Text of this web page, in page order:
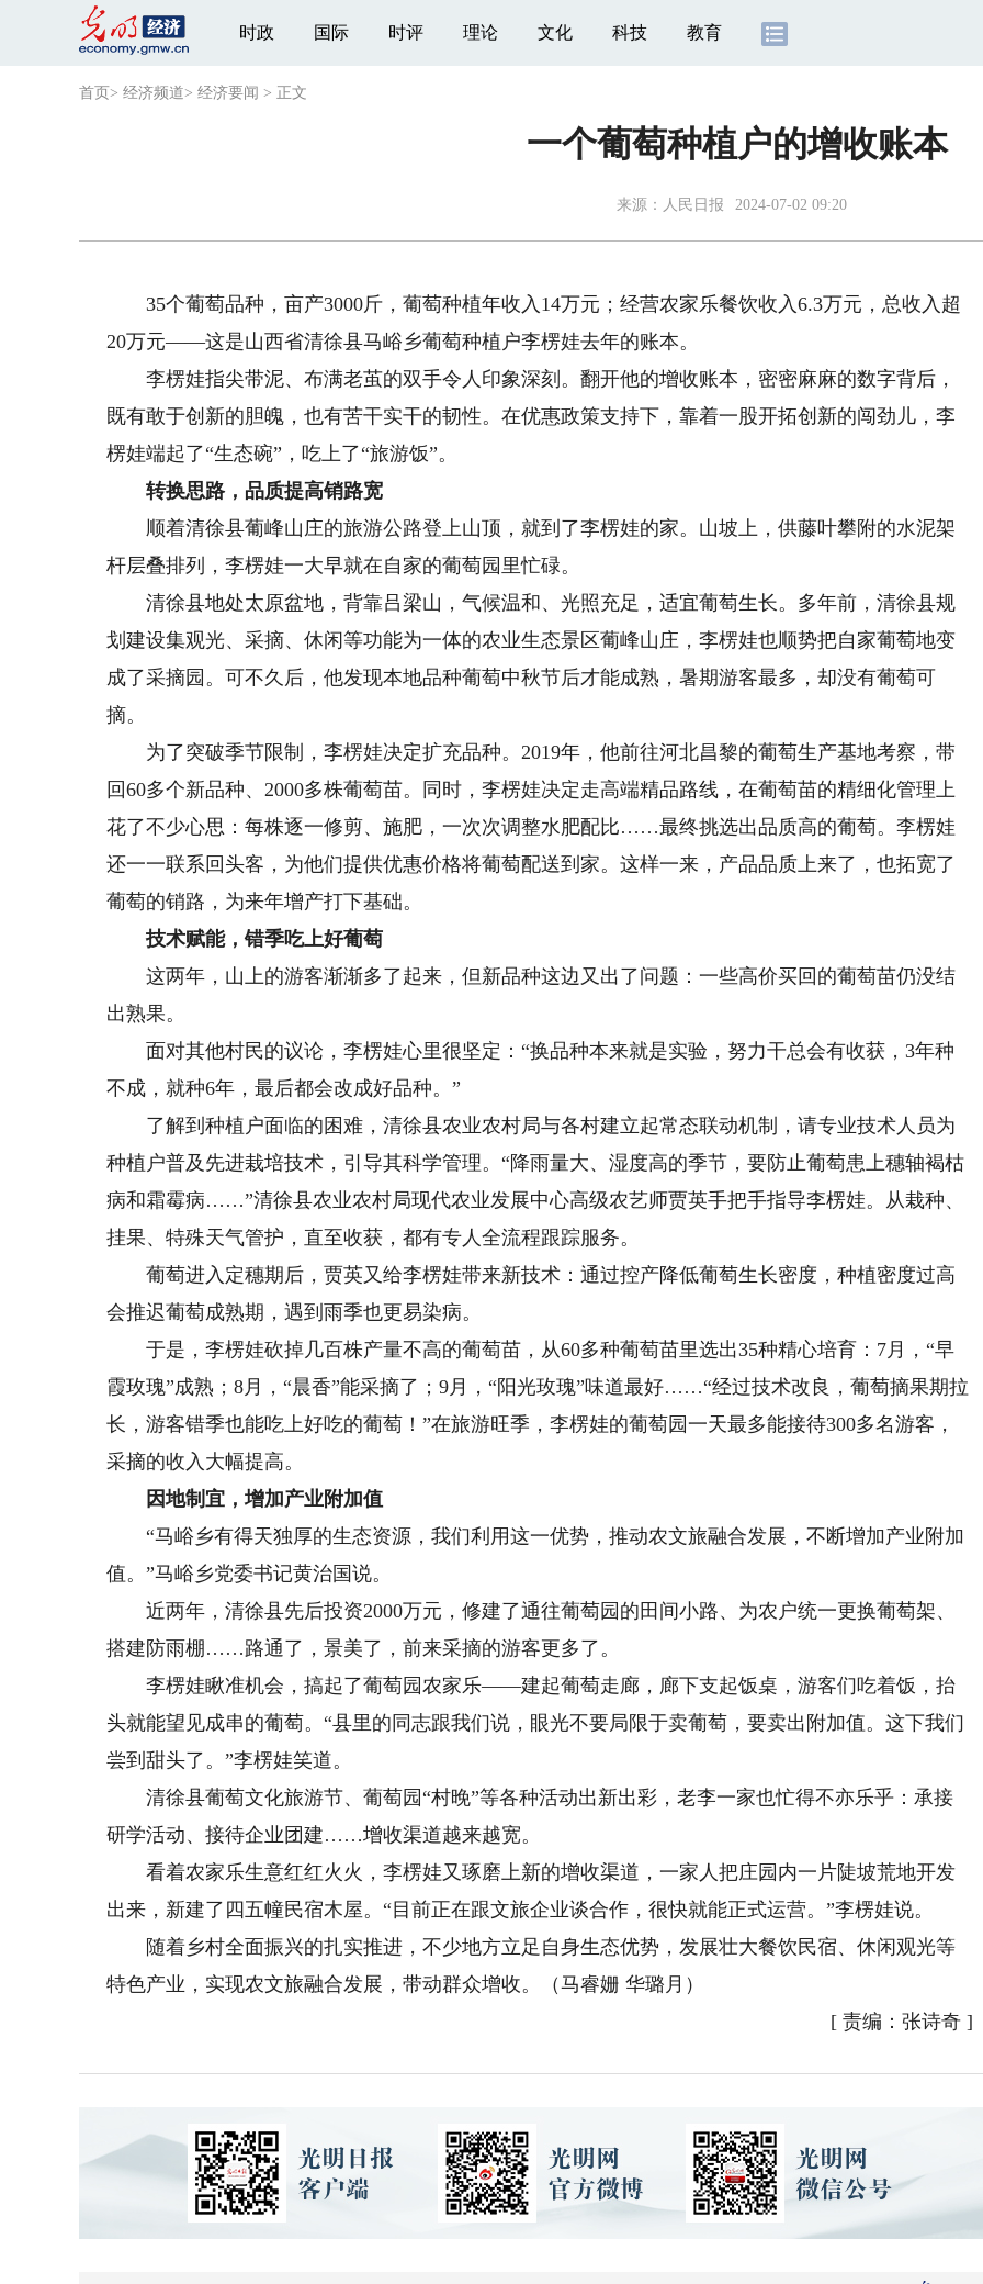
时政 国际 时评 理论 文化 科技 教育
首页 > 经济频道> 经济要闻 > 正文
一个葡萄种植户的增收账本
来源： 人民日报 2024-07-02 09:20
35个葡萄品种，亩产3000斤，葡萄种植年收入14万元；经营农家乐餐饮收入6.3万元，总收入超
20万元——这是山西省清徐县马峪乡葡萄种植户李楞娃去年的账本。
李楞娃指尖带泥、布满老茧的双手令人印象深刻。翻开他的增收账本，密密麻麻的数字背后，
既有敢于创新的胆魄，也有苦干实干的韧性。在优惠政策支持下，靠着一股开拓创新的闯劲儿，李
楞娃端起了“生态碗”，吃上了“旅游饭”。
转换思路，品质提高销路宽
顺着清徐县葡峰山庄的旅游公路登上山顶，就到了李楞娃的家。山坡上，供藤叶攀附的水泥架
杆层叠排列，李楞娃一大早就在自家的葡萄园里忙碌。
清徐县地处太原盆地，背靠吕梁山，气候温和、光照充足，适宜葡萄生长。多年前，清徐县规
划建设集观光、采摘、休闲等功能为一体的农业生态景区葡峰山庄，李楞娃也顺势把自家葡萄地变
成了采摘园。可不久后，他发现本地品种葡萄中秋节后才能成熟，暑期游客最多，却没有葡萄可
摘。
为了突破季节限制，李楞娃决定扩充品种。2019年，他前往河北昌黎的葡萄生产基地考察，带
回60多个新品种、2000多株葡萄苗。同时，李楞娃决定走高端精品路线，在葡萄苗的精细化管理上
花了不少心思：每株逐一修剪、施肥，一次次调整水肥配比……最终挑选出品质高的葡萄。李楞娃
还一一联系回头客，为他们提供优惠价格将葡萄配送到家。这样一来，产品品质上来了，也拓宽了
葡萄的销路，为来年增产打下基础。
技术赋能，错季吃上好葡萄
这两年，山上的游客渐渐多了起来，但新品种这边又出了问题：一些高价买回的葡萄苗仍没结
出熟果。
面对其他村民的议论，李楞娃心里很坚定：“换品种本来就是实验，努力干总会有收获，3年种
不成，就种6年，最后都会改成好品种。”
了解到种植户面临的困难，清徐县农业农村局与各村建立起常态联动机制，请专业技术人员为
种植户普及先进栽培技术，引导其科学管理。“降雨量大、湿度高的季节，要防止葡萄患上穗轴褐枯
病和霜霉病……”清徐县农业农村局现代农业发展中心高级农艺师贾英手把手指导李楞娃。从栽种、
挂果、特殊天气管护，直至收获，都有专人全流程跟踪服务。
葡萄进入定穗期后，贾英又给李楞娃带来新技术：通过控产降低葡萄生长密度，种植密度过高
会推迟葡萄成熟期，遇到雨季也更易染病。
于是，李楞娃砍掉几百株产量不高的葡萄苗，从60多种葡萄苗里选出35种精心培育：7月，“早
霞玫瑰”成熟；8月，“晨香”能采摘了；9月，“阳光玫瑰”味道最好……“经过技术改良，葡萄摘果期拉
长，游客错季也能吃上好吃的葡萄！”在旅游旺季，李楞娃的葡萄园一天最多能接待300多名游客，
采摘的收入大幅提高。
因地制宜，增加产业附加值
“马峪乡有得天独厚的生态资源，我们利用这一优势，推动农文旅融合发展，不断增加产业附加
值。”马峪乡党委书记黄治国说。
近两年，清徐县先后投资2000万元，修建了通往葡萄园的田间小路、为农户统一更换葡萄架、
搭建防雨棚……路通了，景美了，前来采摘的游客更多了。
李楞娃瞅准机会，搞起了葡萄园农家乐——建起葡萄走廊，廊下支起饭桌，游客们吃着饭，抬
头就能望见成串的葡萄。“县里的同志跟我们说，眼光不要局限于卖葡萄，要卖出附加值。这下我们
尝到甜头了。”李楞娃笑道。
清徐县葡萄文化旅游节、葡萄园“村晚”等各种活动出新出彩，老李一家也忙得不亦乐乎：承接
研学活动、接待企业团建……增收渠道越来越宽。
看着农家乐生意红红火火，李楞娃又琢磨上新的增收渠道，一家人把庄园内一片陡坡荒地开发
出来，新建了四五幢民宿木屋。“目前正在跟文旅企业谈合作，很快就能正式运营。”李楞娃说。
随着乡村全面振兴的扎实推进，不少地方立足自身生态优势，发展壮大餐饮民宿、休闲观光等
特色产业，实现农文旅融合发展，带动群众增收。（马睿姗 华璐月）
[ 责编：张诗奇]